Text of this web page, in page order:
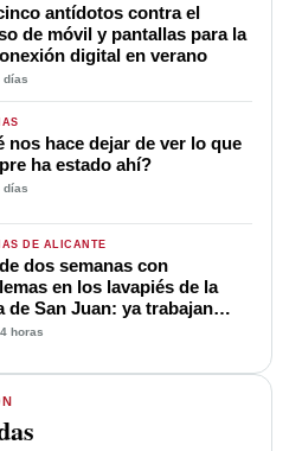
antídotos contra el
de móvil y pantallas para la
digital en verano
días
nos hace dejar de ver lo que
ha estado ahí?
días
DE ALICANTE
dos semanas con
en los lavapiés de la
de San Juan: ya trabajan
horas